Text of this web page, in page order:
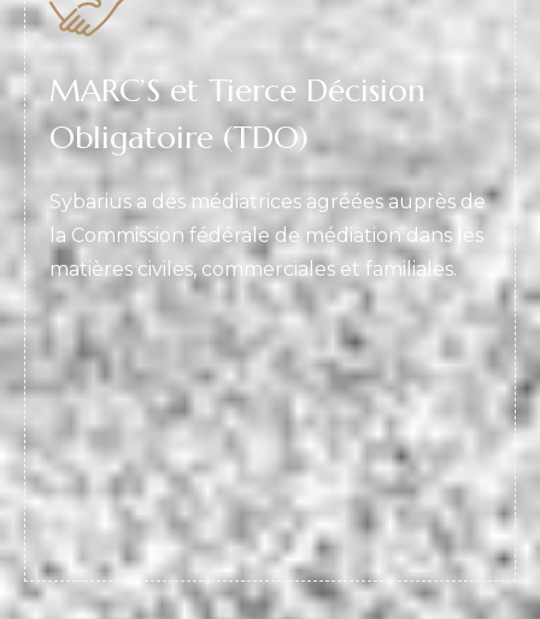
MARC’S et Tierce Décision
Obligatoire (TDO)
Sybarius a des médiatrices agréées auprès de
la Commission fédérale de médiation dans les
matières civiles, commerciales et familiales.